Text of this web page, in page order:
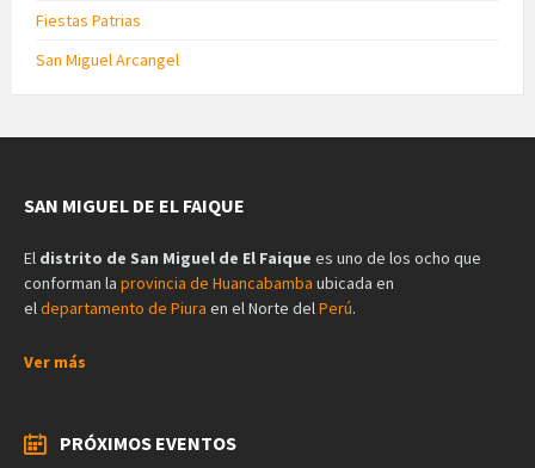
Fiestas Patrias
San Miguel Arcangel
SAN MIGUEL DE EL FAIQUE
El distrito de San Miguel de El Faique es uno de los ocho que
conforman la provincia de Huancabamba ubicada en
eldepartamento de Piura en el Norte delPerú.
Ver más
PRÓXIMOS EVENTOS